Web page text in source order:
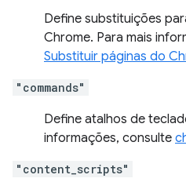
Define substituições
Chrome. Para mais
Substituir páginas do
"commands"
Define atalhos de
informações, consulte
"content_scripts"